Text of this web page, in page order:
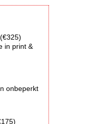
(€325)
in print &
onbeperkt